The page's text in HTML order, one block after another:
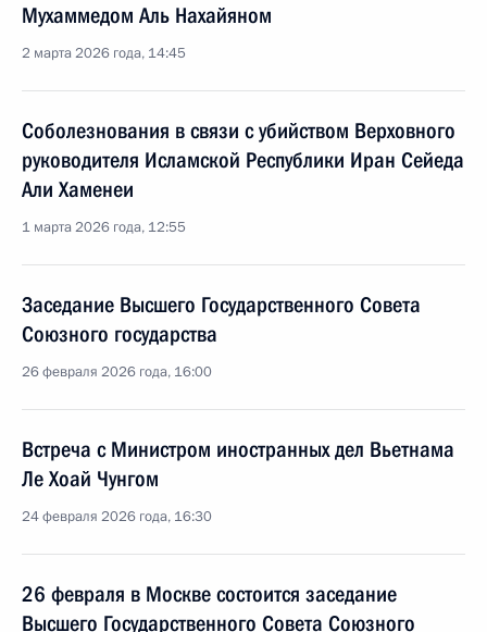
Мухаммедом Аль Нахайяном
2 марта 2026 года, 14:45
Соболезнования в связи с убийством Верховного
руководителя Исламской Республики Иран Сейеда
Али Хаменеи
1 марта 2026 года, 12:55
Заседание Высшего Государственного Совета
Союзного государства
26 февраля 2026 года, 16:00
Встреча с Министром иностранных дел Вьетнама
Ле Хоай Чунгом
24 февраля 2026 года, 16:30
26 февраля в Москве состоится заседание
Высшего Государственного Совета Союзного